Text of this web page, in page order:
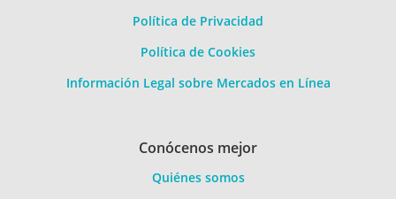
Política de Privacidad
Política de Cookies
Información Legal sobre Mercados en Línea
Conócenos mejor
Quiénes somos